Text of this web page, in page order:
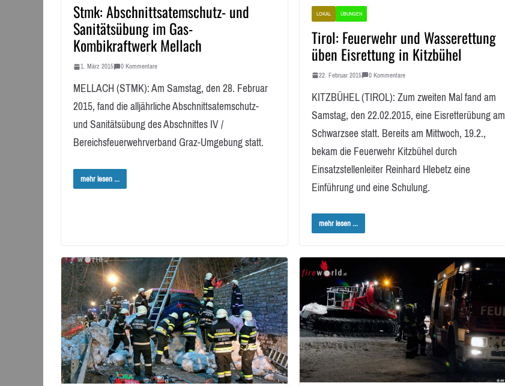
Stmk: Abschnittsatemschutz- und
Sanitätsübung im Gas-
Kombikraftwerk Mellach
1. März 2015 0 Kommentare
MELLACH (STMK): Am Samstag, den 28. Februar
2015, fand die alljährliche Abschnittsatemschutz-
und Sanitätsübung des Abschnittes IV /
Bereichsfeuerwehrverband Graz-Umgebung statt.
mehr lesen ...
LOKAL ÜBUNGEN
Tirol: Feuerwehr und Wasserettung
üben Eisrettung in Kitzbühel
22. Februar 2015 0 Kommentare
KITZBÜHEL (TIROL): Zum zweiten Mal fand am
Samstag, den 22.02.2015, eine Eisretterübung am
Schwarzsee statt. Bereits am Mittwoch, 19.2.,
bekam die Feuerwehr Kitzbühel durch
Einsatzstellenleiter Reinhard Hlebetz eine
Einführung und eine Schulung.
mehr lesen ...